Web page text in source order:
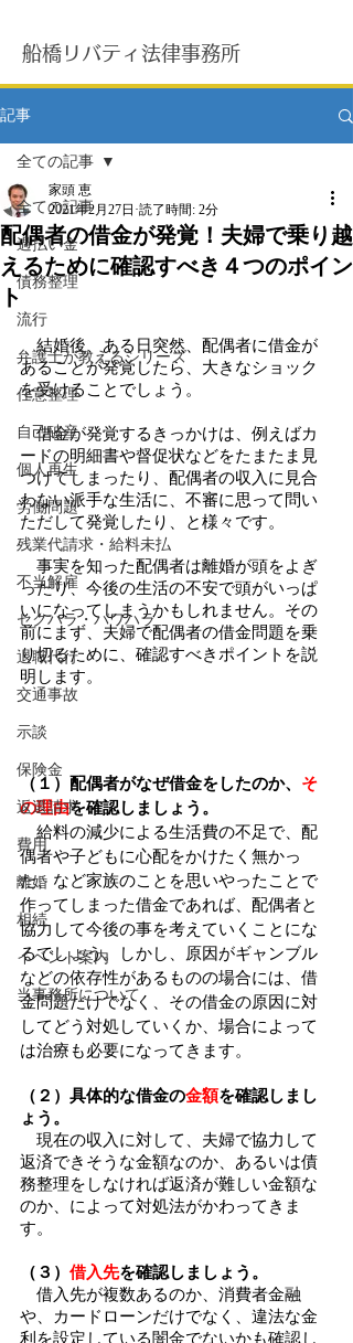
船橋リバティ法律事務所
記事
全ての記事
過払い金
債務整理
流行
弁護士が教えるシリーズ
任意整理
自己破産
個人再生
労働問題
残業代請求・給料未払
不当解雇
セクハラ・パワハラ
退職代行
交通事故
示談
保険金
返還請求
費用
離婚
相続
イベント案内
当事務所について
全ての記事
配偶者の借金が発覚！夫婦で乗り越
えるために確認すべき４つのポイン
ト
家頭 恵
2021年2月27日 読了時間: 2分
結婚後、ある日突然、配偶者に借金が
あることが発覚したら、大きなショック
を受けることでしょう。
借金が発覚するきっかけは、例えばカ
ードの明細書や督促状などをたまたま見
つけてしまったり、配偶者の収入に見合
わない派手な生活に、不審に思って問い
ただして発覚したり、と様々です。
事実を知った配偶者は離婚が頭をよぎ
ったり、今後の生活の不安で頭がいっぱ
いになってしまうかもしれません。その
前にまず、夫婦で配偶者の借金問題を乗
り切るために、確認すべきポイントを説
明します。
（１）配偶者がなぜ借金をしたのか、 そ
の理由を確認しましょう。
給料の減少による生活費の不足で、配
偶者や子どもに心配をかけたく無かっ
た、など家族のことを思いやったことで
作ってしまった借金であれば、配偶者と
協力して今後の事を考えていくことにな
るでしょう。しかし、原因がギャンブル
などの依存性があるものの場合には、借
金問題だけでなく、その借金の原因に対
してどう対処していくか、場合によって
は治療も必要になってきます。
（２）具体的な借金の金額を確認しまし
ょう。
現在の収入に対して、夫婦で協力して
返済できそうな金額なのか、あるいは債
務整理をしなければ返済が難しい金額な
のか、によって対処法がかわってきま
す。
（３） 借入先を確認しましょう。
借入先が複数あるのか、消費者金融
や、カードローンだけでなく、違法な金
利を設定している闇金でないかも確認し